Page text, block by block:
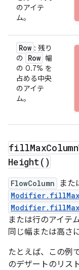
のアイテ
ム。
Row : 残り
の
Row 幅
の 0.7% を
占める中央
のアイテ
ム。
fillMaxColumn
Height( )
FlowColumn また
または行のアイテ
同じ幅または高さ
たとえば、この例
のデザートのリス